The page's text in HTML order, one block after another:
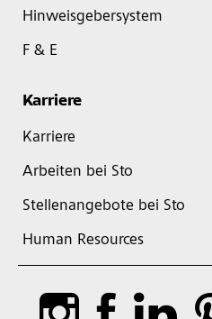
Hinweisgebersystem
F & E
Karriere
Karriere
Arbeiten bei Sto
Stellenangebote bei Sto
Human Resources